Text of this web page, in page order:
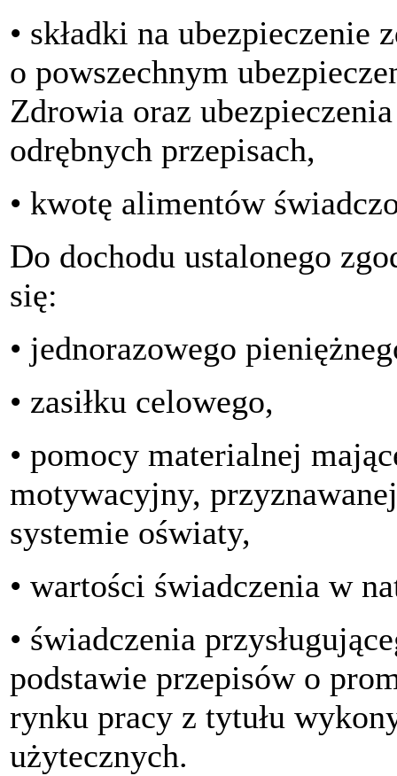
• składki na ubezpieczenie
o powszechnym
Zdrowia oraz
odrębnych przepisach,
• kwotę alimentów
Do dochodu ustalonego
się:
• jednorazowego
• zasiłku celowego,
• pomocy materialnej
motywacyjny,
systemie oświaty,
• wartości świadczenia w
• świadczenia
podstawie przepisów o
rynku pracy z tytułu
użytecznych.